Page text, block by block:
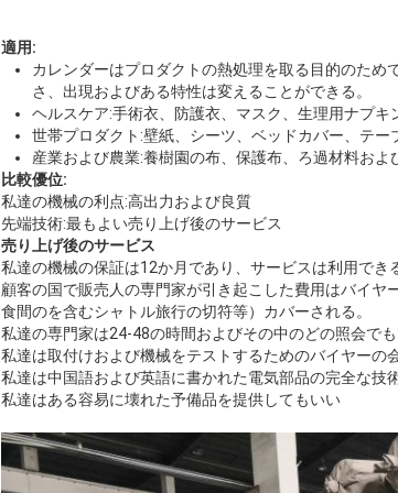
適用:
カレンダーはプロダクトの熱処理を取る目的のた
さ、出現およびある特性は変えることができる。
ヘルスケア:手術衣、防護衣、マスク、生理用ナプキ
世帯プロダクト:壁紙、シーツ、ベッドカバー、テー
産業および農業:養樹園の布、保護布、ろ過材料およ
比較優位:
私達の機械の利点:高出力および良質
先端技術:最もよい売り上げ後のサービス
売り上げ後のサービス
私達の機械の保証は12か月であり、サービスは利用でき
顧客の国で販売人の専門家が引き起こした費用はバイ
食間のを含むシャトル旅行の切符等）カバーされる。
私達の専門家は24-48の時間およびその中のどの照会で
私達は取付けおよび機械をテストするためのバイヤーの
私達は中国語および英語に書かれた電気部品の完全な技
私達はある容易に壊れた予備品を提供してもいい